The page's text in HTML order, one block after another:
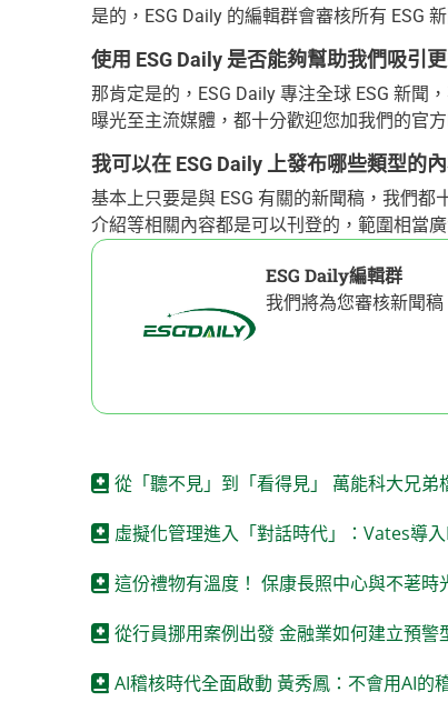
是的，ESG Daily 的編輯群會審核所有 ESG
使用 ESG Daily 是否能夠幫助我們吸引
那肯定是的，ESG Daily 專注全球 ESG 新聞
曝光至主流媒體，都十分歡迎您加我們的官方
我可以在 ESG Daily 上發布哪些類型的
基本上只要是與 ESG 有關的新聞稿，我們都
介紹等相關內容都是可以刊登的，範圍相當廣
ESG Daily編輯群
我們將為您審核新聞
從「聽不見」到「看得見」 萬能科大兄
虛擬化管理進入「對話時代」：Vates導
這份禮物有溫度！ 保康長照中心與不荖
從行員挪用案例出發 金融業如何建立預警
AI稽核時代全面啟動 黃秀鳳：不會用AI的